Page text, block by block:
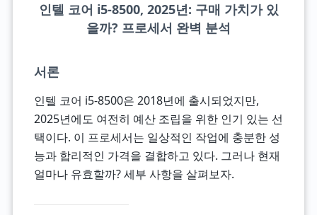
인텔 코어 i5-8500, 2025년: 구매 가치가 있
을까? 프로세서 완벽 분석
서론
인텔 코어 i5-8500은 2018년에 출시되었지만,
2025년에도 여전히 예산 조립을 위한 인기 있는 선
택이다. 이 프로세서는 일상적인 작업에 충분한 성
능과 합리적인 가격을 결합하고 있다. 그러나 현재
얼마나 유효할까? 세부 사항을 살펴보자.